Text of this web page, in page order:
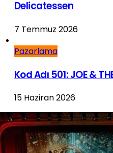
Delicatessen
7 Temmuz 2026
Pazarlama
Kod Adı 501: JOE &
15 Haziran 2026